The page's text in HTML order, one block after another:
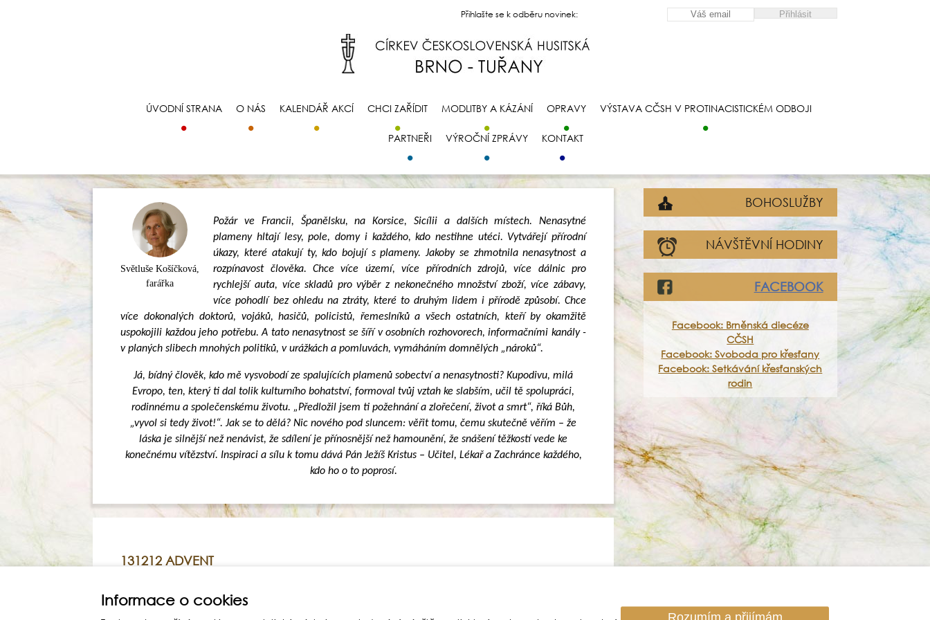
Přihlašte se k odběru novinek:
ÚVODNÍ STRANA O NÁS KALENDÁŘ AKCÍ CHCI ZAŘÍDIT MODLITBY A KÁZÁNÍ OPRAVY VÝSTAVA CČSH V PROTINACISTICKÉM ODBOJI
PARTNEŘI VÝROČNÍ ZPRÁVY KONTAKT
Světluše Košíčková,
farářka
Požár ve Francii, Španělsku, na Korsice, Sicílii a dalších místech. Nenasytné
plameny hltají lesy, pole, domy i každého, kdo nestihne utéci. Vytvářejí přírodní
úkazy, které atakují ty, kdo bojují s plameny. Jakoby se zhmotnila nenasytnost a
rozpínavost člověka. Chce více území, více přírodních zdrojů, více dálnic pro
rychlejší auta, více skladů pro výběr z nekonečného množství zboží, více zábavy,
více pohodlí bez ohledu na ztráty, které to druhým lidem i přírodě způsobí. Chce
více dokonalých doktorů, vojáků, hasičů, policistů, řemeslníků a všech ostatních, kteří by okamžitě
uspokojili každou jeho potřebu. A tato nenasytnost se šíří v osobních rozhovorech, informačními kanály -
v planých slibech mnohých politiků, v urážkách a pomluvách, vymáháním domnělých „nároků“.
Já, bídný člověk, kdo mě vysvobodí ze spalujících plamenů sobectví a nenasytnosti? Kupodivu, milá
Evropo, ten, který ti dal tolik kulturního bohatství, formoval tvůj vztah ke slabším, učil tě spolupráci,
rodinnému a společenskému životu. „Předložil jsem ti požehnání a zlořečení, život a smrt“, říká Bůh,
„vyvol si tedy život!“. Jak se to dělá? Nic nového pod sluncem: věřit tomu, čemu skutečně věřím – že
láska je silnější než nenávist, že sdílení je přínosnější než hamounění, že snášení těžkostí vede ke
konečnému vítězství. Inspiraci a sílu k tomu dává Pán Ježíš Kristus – Učitel, Lékař a Zachránce každého,
kdo ho o to poprosí.
131212 ADVENT
BOHOSLUŽBY
NÁVŠTĚVNÍ HODINY
FACEBOOK
Facebook: Brněnská diecéze
CČSH
Facebook: Svoboda pro křesťany
Facebook: Setkávání křesťanských
rodin
Informace o cookies
Rozumím a přijímám